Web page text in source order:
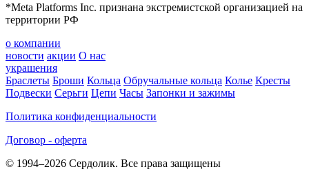
*Meta Platforms Inc. признана экстремистской организацией на
территории РФ
о компании
новости акции О нас
украшения
Браслеты Броши Кольца Обручальные кольца Колье Кресты
Подвески Серьги Цепи Часы Запонки и зажимы
Политика конфиденциальности
Договор - оферта
© 1994–2026 Сердолик. Все права защищены